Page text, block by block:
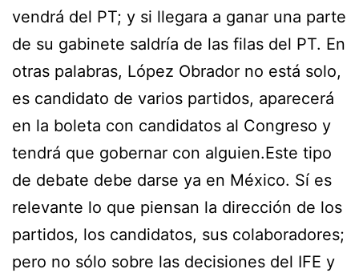
vendrá del PT; y si llegara a ganar una parte
de su gabinete saldría de las filas del PT. En
otras palabras, López Obrador no está solo,
es candidato de varios partidos, aparecerá
en la boleta con candidatos al Congreso y
tendrá que gobernar con alguien.Este tipo
de debate debe darse ya en México. Sí es
relevante lo que piensan la dirección de los
partidos, los candidatos, sus colaboradores;
pero no sólo sobre las decisiones del IFE y